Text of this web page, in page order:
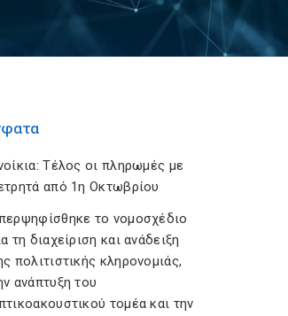
Τέλος οι πληρωμές με
από 1η Οκτωβρίου
το νομοσχέδιο
τη διαχείριση και ανάδειξη
πολιτιστικής κληρονομιάς,
ανάπτυξη του
τομέα και την